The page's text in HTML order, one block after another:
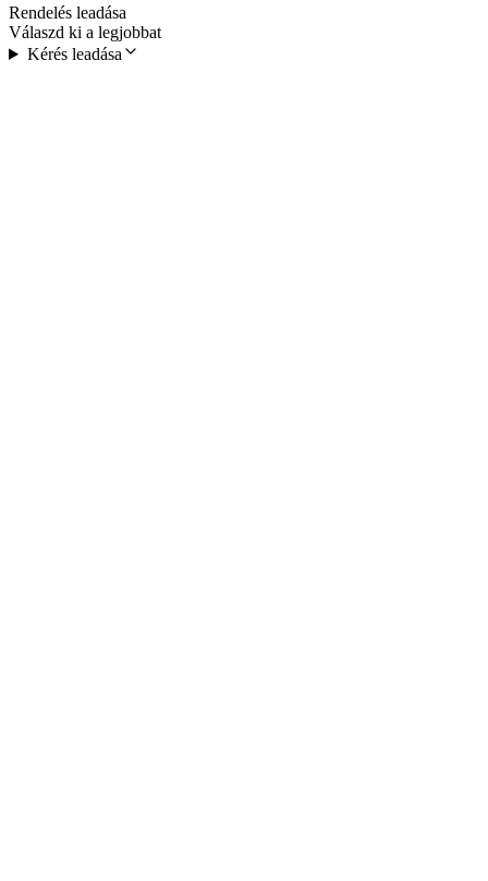
Rendelés leadása
Válaszd ki a legjobbat
Kérés leadása